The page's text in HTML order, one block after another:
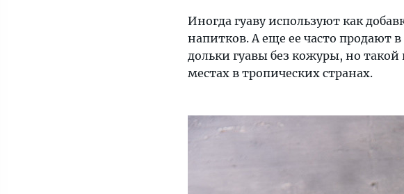
Иногда гуаву используют как
напитков. А еще ее часто продают
дольки гуавы без кожуры, но такой
местах в тропических странах.